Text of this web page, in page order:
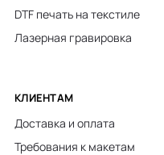
DTF печать на текстиле
Лазерная гравировка
КЛИЕНТАМ
Доставка и оплата
Требования к макетам